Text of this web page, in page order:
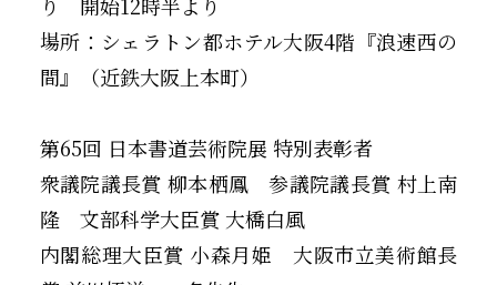
場所：シェラトン都ホテル大阪4階『浪速西の
間』（近鉄大阪上本町）
第65回 日本書道芸術院展 特別表彰者
衆議院議長賞 柳本栖鳳 参議院議長賞 村上南
隆 文部科学大臣賞 大橋白風
内閣総理大臣賞 小森月姫 大阪市立美術館長